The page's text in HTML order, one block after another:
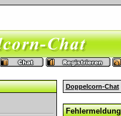
Doppelcorn-Chat
Fehlermeldung